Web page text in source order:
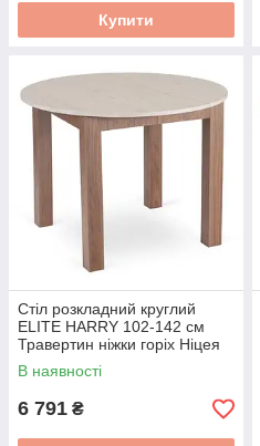
Купити
Стіл розкладний круглий
ELITE HARRY 102-142 см
Травертин ніжки горіх Ніцея
W.HARRY/TRAW/ONI/S
В наявності
6 791 ₴